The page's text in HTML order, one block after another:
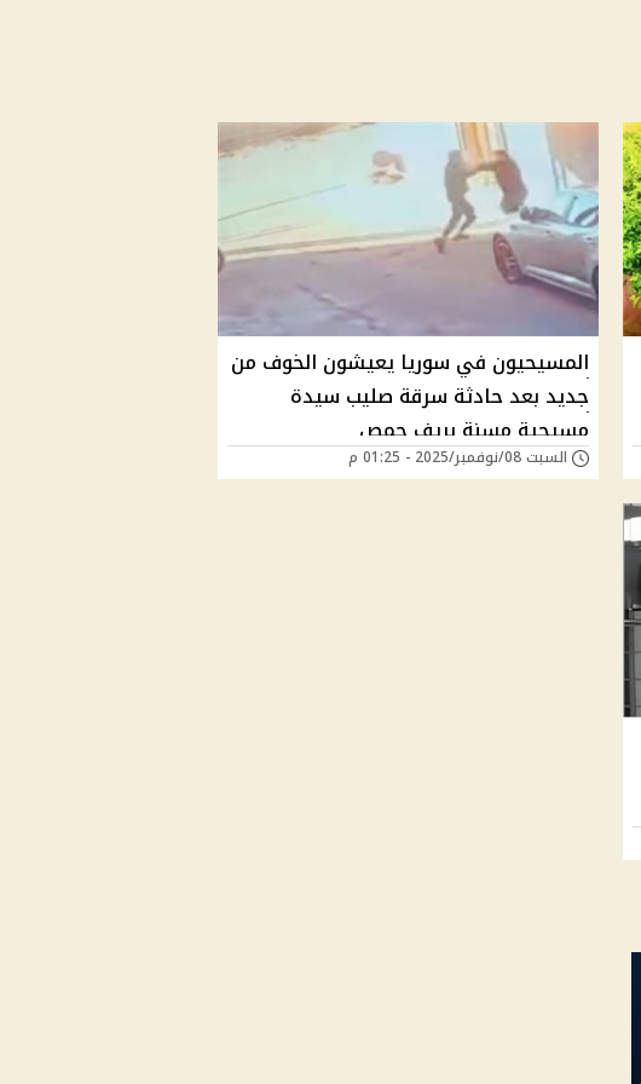
المسيحيون في سوريا يعيشون الخوف من
جديد بعد حادثة سرقة صليب سيدة
مسيحية مسنة بريف حمص
السبت 08/نوفمبر/2025 - 01:25 م